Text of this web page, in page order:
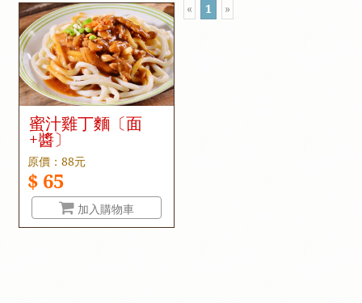
蜜汁雞丁麵〔面
+醬〕
原價：88元
$ 65
加入購物車
« 1 »